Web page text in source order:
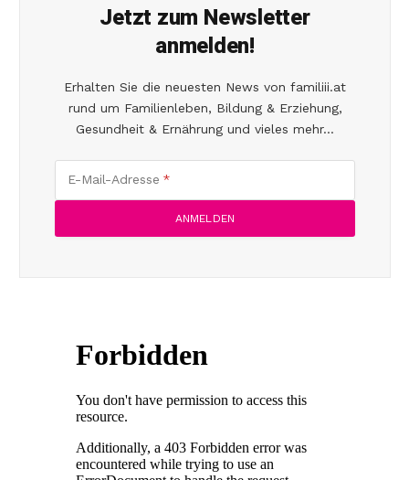
Jetzt zum Newsletter
anmelden!
Erhalten Sie die neuesten News von familiii.at
rund um Familienleben, Bildung & Erziehung,
Gesundheit & Ernährung und vieles mehr...
E-Mail-Adresse